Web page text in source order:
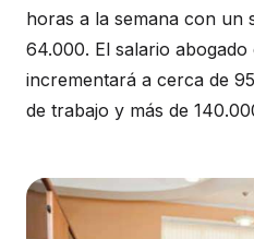
horas a la semana con un
64.000. El salario
incrementará a cerca de
de trabajo y más de